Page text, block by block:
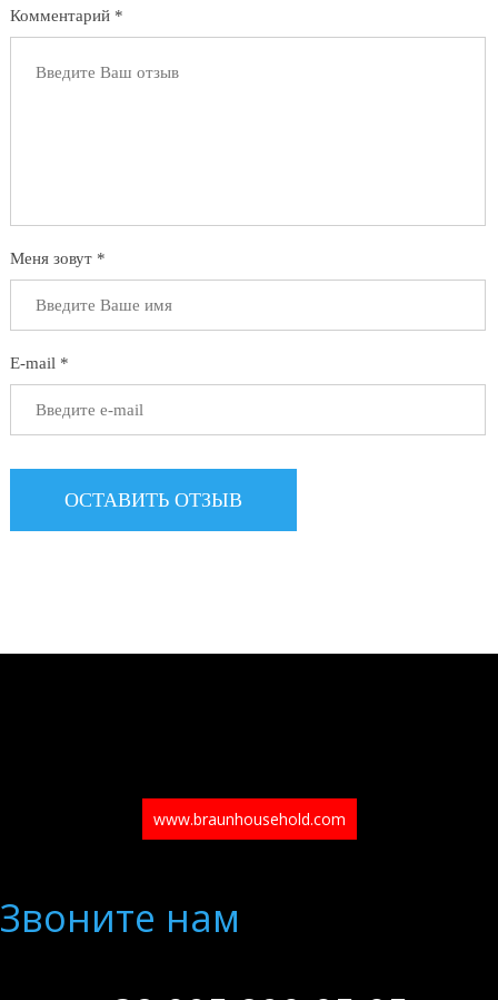
Комментарий *
Меня зовут *
E-mail *
www.braunhousehold.com
Звоните нам